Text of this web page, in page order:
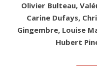
Olivier Bulteau,
Carine Dufays,
Gingembre, Louise
Hubert